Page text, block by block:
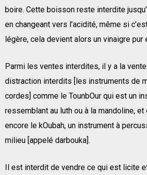
boire. Cette boisson reste interdite
en changeant vers l’acidité, même si
légère, cela devient alors un vinaigre pur
Parmi les ventes interdites, il y a la
distraction interdits [les instruments de
cordes] comme le TounbOur qui est un
ressemblant au luth ou à la mandoline,
encore le kOubah, un instrument à
milieu [appelé darbouka].
Il est interdit de vendre ce qui est licite